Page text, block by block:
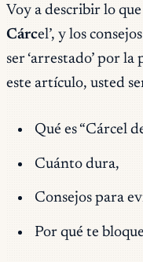
Voy a describir lo
Cárcel’, y los
ser ‘arrestado’ por
este artículo, usted
Qué es “Cárcel
Cuánto dura,
Consejos para
Por qué te